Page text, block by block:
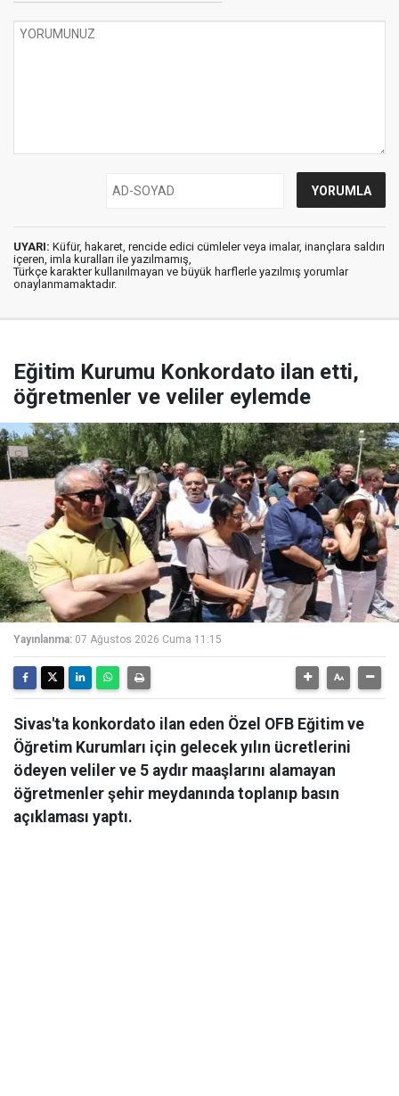
UYARI: Küfür, hakaret, rencide edici cümleler veya imalar, inançlara saldırı
içeren, imla kuralları ile yazılmamış,
Türkçe karakter kullanılmayan ve büyük harflerle yazılmış yorumlar
onaylanmamaktadır.
Eğitim Kurumu Konkordato ilan etti,
öğretmenler ve veliler eylemde
Yayınlanma: 07 Ağustos 2026 Cuma 11:15
Sivas'ta konkordato ilan eden Özel OFB Eğitim ve
Öğretim Kurumları için gelecek yılın ücretlerini
ödeyen veliler ve 5 aydır maaşlarını alamayan
öğretmenler şehir meydanında toplanıp basın
açıklaması yaptı.